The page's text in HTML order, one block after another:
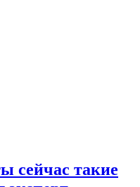
сейчас такие